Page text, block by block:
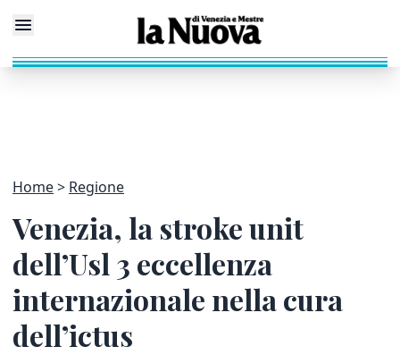
Home Regione
Venezia, la stroke unit
dell’Usl 3 eccellenza
internazionale nella cura
dell’ictus